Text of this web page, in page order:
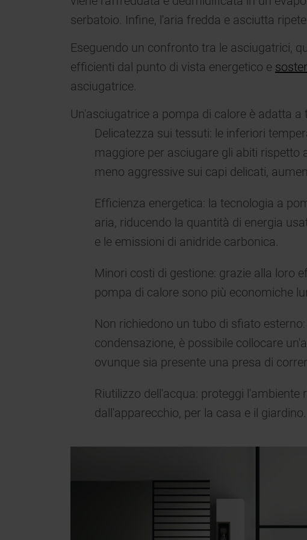
serbatoio. Infine, l'aria fredda e asciutta
Eseguendo un confronto tra le asciugatrici,
efficienti dal punto di vista energetico e
asciugatrice.
Un'asciugatrice a pompa di calore è adatta a
Delicatezza sui tessuti: le inferiori
maggiore per asciugare gli abiti rispetto
meno aggressive sui capi delicati,
Efficienza energetica: la tecnologia a
aria, riducendo la quantità di energia
e le emissioni di anidride carbonica.
Minori costi di gestione: grazie alla loro
pompa di calore sono più economiche
Non richiedono un tubo di sfiato
condensazione, è possibile collocare
ovunque sia presente una presa di
Riutilizzo dell'acqua: proteggi
dall'apparecchio, per la casa e il giardino.